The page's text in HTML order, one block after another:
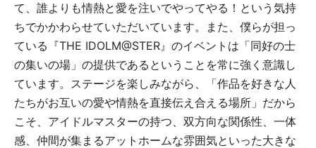
て、誰よりも情熱と愛を注いでやってやる！という気持
ちでかかわらせていただいています。また、僕らが担っ
ている『THE IDOLM@STER』のイベントは「同好の士
の集いの場」の提供であるということを常に強く意識し
ています。ステージを楽しみながら、「作品を好きな人
たちがお互いの愛や情熱を直接伝え合える場所」だから
こそ、アイドルマスターの持つ、双方向な関係性、一体
感、仲間が集まるアットホームな雰囲気といった大きな